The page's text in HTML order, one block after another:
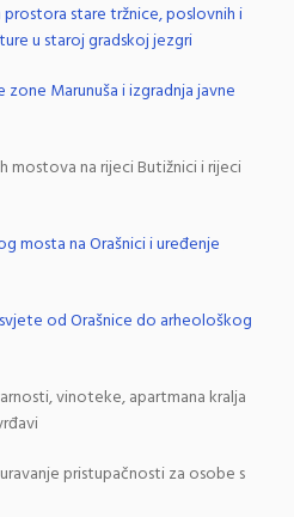
stare tržnice, poslovnih i
u staroj gradskoj jezgri
Marunuša i izgradnja javne
mostova na rijeci Butižnici i rijeci
mosta na Orašnici i uređenje
od Orašnice do arheološkog
vinoteke, apartmana kralja
pristupačnosti za osobe s